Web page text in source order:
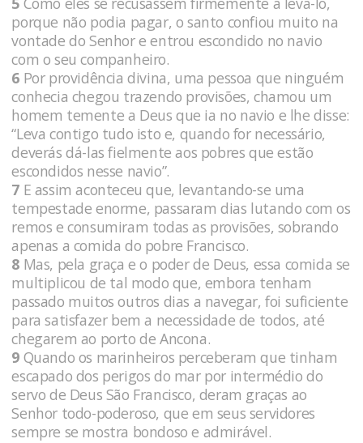
porque não podia pagar, o santo confiou muito na
vontade do Senhor e entrou escondido no navio
com o seu companheiro.
6 Por providência divina, uma pessoa que ninguém
conhecia chegou trazendo provisões, chamou um
homem temente a Deus que ia no navio e lhe disse:
“Leva contigo tudo isto e, quando for necessário,
deverás dá-las fielmente aos pobres que estão
escondidos nesse navio”.
7 E assim aconteceu que, levantando-se uma
tempestade enorme, passaram dias lutando com os
remos e consumiram todas as provisões, sobrando
apenas a comida do pobre Francisco.
8 Mas, pela graça e o poder de Deus, essa comida se
multiplicou de tal modo que, embora tenham
passado muitos outros dias a navegar, foi suficiente
para satisfazer bem a necessidade de todos, até
chegarem ao porto de Ancona.
9 Quando os marinheiros perceberam que tinham
escapado dos perigos do mar por intermédio do
servo de Deus São Francisco, deram graças ao
Senhor todo-poderoso, que em seus servidores
sempre se mostra bondoso e admirável.